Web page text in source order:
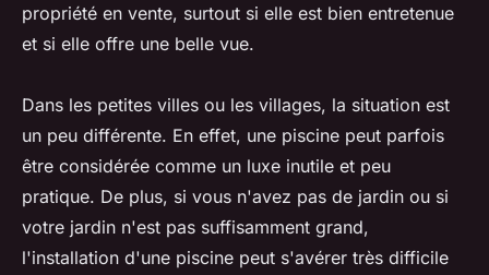
propriété en vente, surtout si elle est bien entretenue
et si elle offre une belle vue.
Dans les petites villes ou les villages, la situation est
un peu différente. En effet, une piscine peut parfois
être considérée comme un luxe inutile et peu
pratique. De plus, si vous n'avez pas de jardin ou si
votre jardin n'est pas suffisamment grand,
l'installation d'une piscine peut s'avérer très difficile